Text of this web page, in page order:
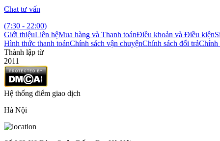
Chat tư vấn
(7:30 - 22:00)
Giới thiệuLiên hệMua hàng và Thanh toánĐiều khoản và Điều kiện
Hình thức thanh toánChính sách vận chuyệnChính sách đổi trảChính
Thành lập từ
2011
Hệ thống điểm giao dịch
Hà Nội